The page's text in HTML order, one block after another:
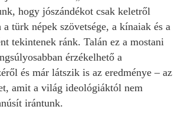
hogy jószándékot csak keletről
türk népek szövetsége, a kínaiak és a
tekintenek ránk. Talán ez a mostani
érzékelhető a
és már látszik is az eredménye – az
amit a világ ideológiáktól nem
irántunk.